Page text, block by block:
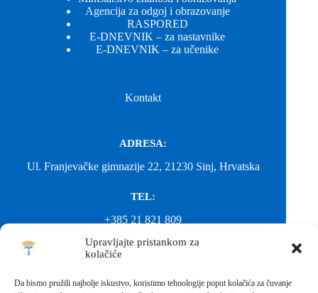
Upravljajte pristankom za
kolačiće
Da bismo pružili najbolje iskustvo, koristimo tehnologije poput kolačića za čuvanje
Agencija za odgoj i obrazovanje
RASPORED
E-DNEVNIK – za nastavnike
E-DNEVNIK – za učenike
Kontakt
ADRESA:
Ul. Franjevačke gimnazije 22, 21230 Sinj, Hrvatska
TEL:
+385 21 821 809
EMAIL: